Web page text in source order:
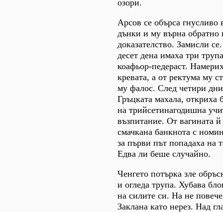
озори.
Арсов се обърса гнусливо
дънки и му върна обратно
доказателство. Замисли
десет дена имаха три
коафьор-педераст.
кревата, а от ректума му
му фалос. След четири
Гръцката махала, откриха
на трийсетинагодишна
възпитание. От вагината й
смачкана банкнота с
за първи път попадаха на
Едва ли беше случайно.
Ченгето потърка зле
и огледа трупа. Хубава
на силите си. На не
Заклана като нерез. Над